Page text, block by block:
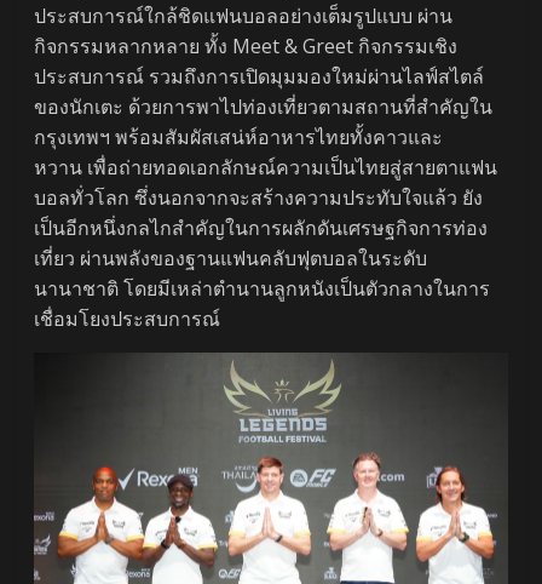
ประสบการณ์ใกล้ชิดแฟนบอลอย่างเต็มรูปแบบ ผ่าน
กิจกรรมหลากหลาย ทั้ง Meet & Greet กิจกรรมเชิง
ประสบการณ์ รวมถึงการเปิดมุมมองใหม่ผ่านไลฟ์สไตล์
ของนักเตะ ด้วยการพาไปท่องเที่ยวตามสถานที่สำคัญใน
กรุงเทพฯ พร้อมสัมผัสเสน่ห์อาหารไทยทั้งคาวและ
หวาน เพื่อถ่ายทอดเอกลักษณ์ความเป็นไทยสู่สายตาแฟน
บอลทั่วโลก ซึ่งนอกจากจะสร้างความประทับใจแล้ว ยัง
เป็นอีกหนึ่งกลไกสำคัญในการผลักดันเศรษฐกิจการท่อง
เที่ยว ผ่านพลังของฐานแฟนคลับฟุตบอลในระดับ
นานาชาติ โดยมีเหล่าตำนานลูกหนังเป็นตัวกลางในการ
เชื่อมโยงประสบการณ์